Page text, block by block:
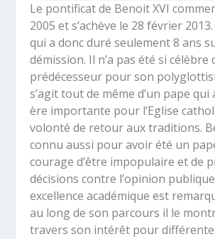
Le pontificat de Benoit XVI
2005 et s’achève le 28 février
qui a donc duré seulement 8 ans
démission. Il n’a pas été si célèbre
prédécesseur pour son
s’agit tout de même d’un pape
ère importante pour l’Eglise
volonté de retour aux traditions.
connu aussi pour avoir été un
courage d’être impopulaire et de
décisions contre l’opinion
excellence académique est
au long de son parcours il le
travers son intérêt pour